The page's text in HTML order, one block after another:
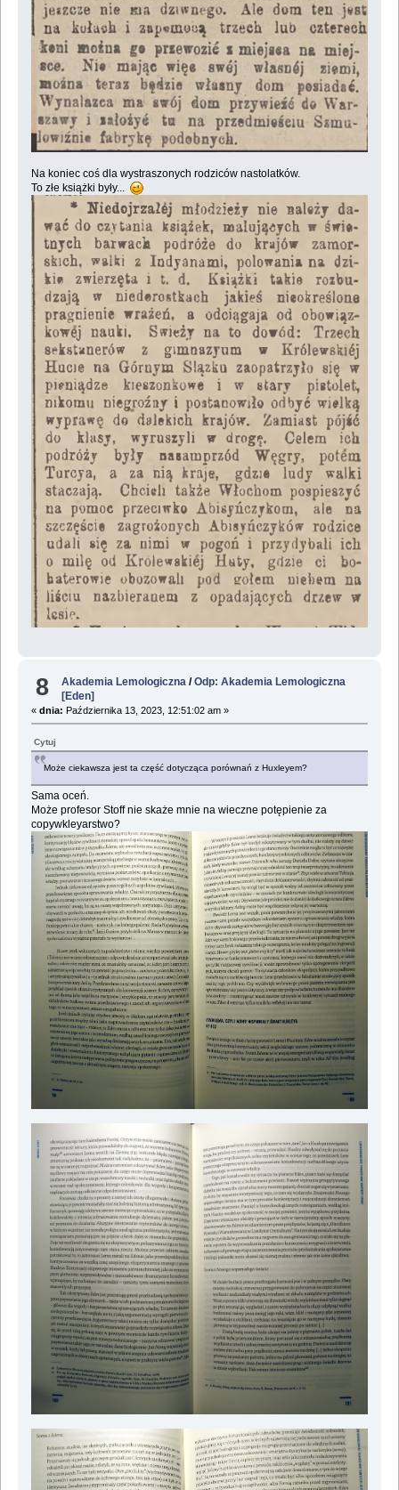
Na koniec coś dla wystraszonych rodziców nastolatków.
To złe książki były...
8 Akademia Lemologiczna /Odp: Akademia Lemologiczna
[Eden]
« dnia: Października 13, 2023, 12:51:02 am »
Cytuj
Może ciekawsza jest ta część dotycząca porównań z Huxleyem?
Sama oceń.
Może profesor Stoff nie skaże mnie na wieczne potępienie za
copywkleyarstwo?